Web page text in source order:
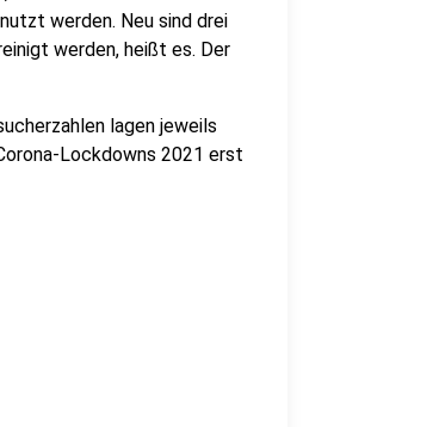
werden. Neu sind drei
werden, heißt es. Der
lagen jeweils
Lockdowns 2021 erst